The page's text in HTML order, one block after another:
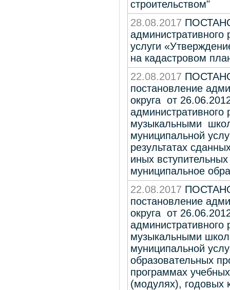
строительством"
28.08.2017
административного
услуги
на кадастровом
22.08.2017
постановление
округа от
административного
музыкальными
муниципальной
результатах
иных
муниципальное
22.08.2017
постановление
округа от
административного
музыкальными
муниципальной
образовательных
программах
(модулях), годовых